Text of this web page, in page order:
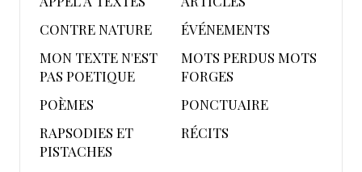
CONTRE NATURE
ÉVÉNEMENTS
MON TEXTE N'EST
PAS POETIQUE
MOTS PERDUS MOTS
FORGES
POÈMES
PONCTUAIRE
RAPSODIES ET
PISTACHES
RÉCITS